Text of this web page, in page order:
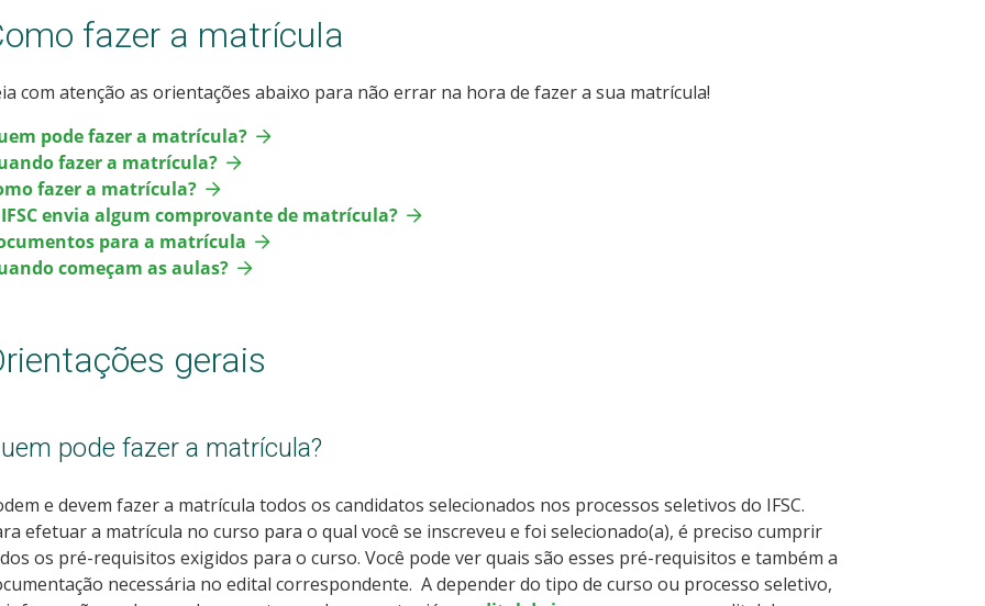
fazer a matrícula
com atenção as orientações abaixo para não errar na hora de fazer a sua matrícula!
pode fazer a matrícula?
fazer a matrícula?
fazer a matrícula?
envia algum comprovante de matrícula?
para a matrícula
começam as aulas?
gerais
pode fazer a matrícula?
e devem fazer a matrícula todos os candidatos selecionados nos processos seletivos do IFSC.
efetuar a matrícula no curso para o qual você se inscreveu e foi selecionado(a), é preciso cumprir
os pré-requisitos exigidos para o curso. Você pode ver quais são esses pré-requisitos e também a
necessária no edital correspondente. A depender do tipo de curso ou processo seletivo,